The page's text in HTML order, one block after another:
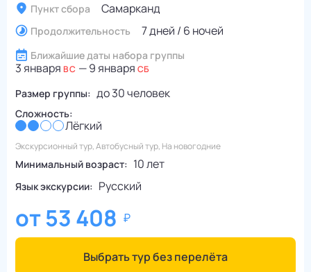
Пункт сбора Самарканд
Продолжительность 7 дней / 6 ночей
Ближайшие даты набора группы
3 января ВС —9 января СБ
Размер группы: до30человек
Сложность:
Лёгкий
Экскурсионный тур, Автобусный тур, На новогодние
Минимальный возраст: 10 лет
Язык экскурсии: Русский
от53 408
Выбрать тур без перелёта